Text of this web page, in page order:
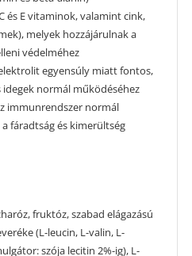
és E vitaminok, valamint cink,
melyek hozzájárulnak a
védelméhez
egyensúly miatt fontos,
idegek normál működéséhez
immunrendszer normál
fáradtság és kimerültség
fruktóz, szabad elágazású
(L-leucin, L-valin, L-
szója lecitin 2%-ig), L-